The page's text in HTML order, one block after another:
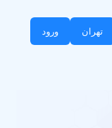
تهران ورود